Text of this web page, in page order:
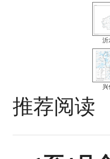
沂
兴
推荐阅读